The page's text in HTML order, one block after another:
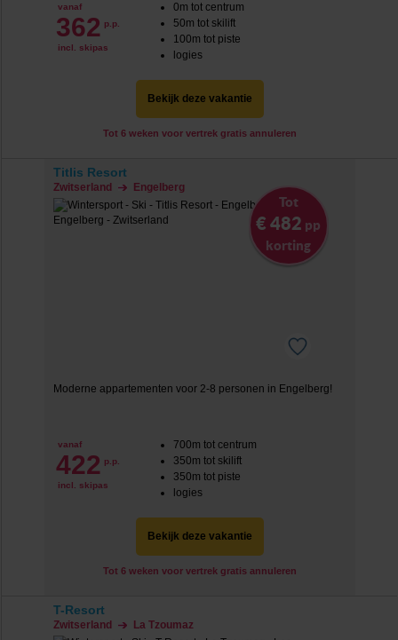
vanaf
362 p.p.
incl. skipas
0m tot centrum
50m tot skilift
100m tot piste
logies
Bekijk deze vakantie
Tot 6 weken voor vertrek gratis annuleren
Titlis Resort
Zwitserland Engelberg
Tot
€ 482 pp
korting
Moderne appartementen voor 2-8 personen in Engelberg!
vanaf
422 p.p.
incl. skipas
700m tot centrum
350m tot skilift
350m tot piste
logies
Bekijk deze vakantie
Tot 6 weken voor vertrek gratis annuleren
T-Resort
Zwitserland La Tzoumaz